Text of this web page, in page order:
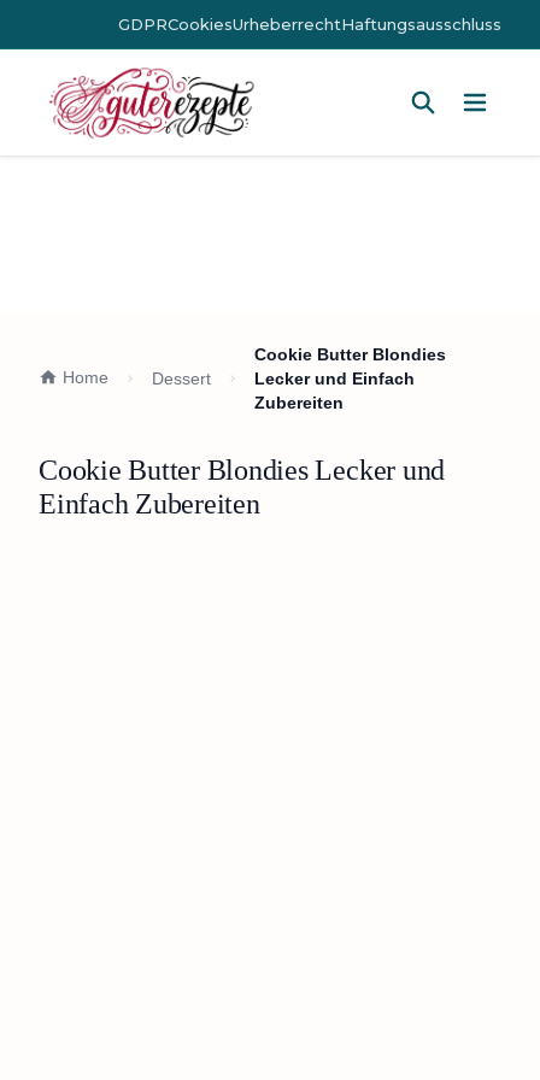
GDPRCookiesUrheberrechtHaftungsausschluss
Home Dessert
Cookie Butter Blondies
Lecker und Einfach
Zubereiten
Cookie Butter Blondies Lecker und
Einfach Zubereiten